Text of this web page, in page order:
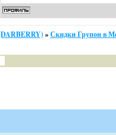
»Скидки Групон в